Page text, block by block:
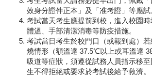
效身分證件正本」及「准考證」等應試
考試當天考生應提前到校，進入校園
體溫、手部清潔消毒等防疫措施。
考試當日考生於校門口（或報到處）
燒情形（額溫達 37.5℃以上或耳溫達
吸道等症狀，須遵從試務人員指示移
生不得拒絕或要求於考試後給予救濟。